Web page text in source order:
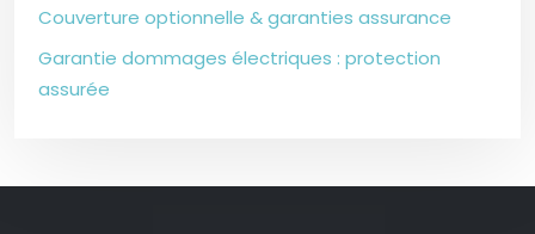
Couverture optionnelle & garanties assurance
Garantie dommages électriques : protection
assurée